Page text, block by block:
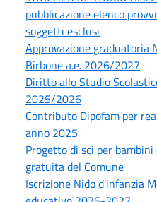
pubblicazione elenco
soggetti esclusi
Approvazione graduatoria
Birbone a.e. 2026/2027
Diritto allo Studio
2025/2026
Contributo Dipofam per
anno 2025
Progetto di sci per
gratuita del Comune
Iscrizione Nido d'infanzia